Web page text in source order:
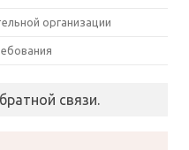
организации
связи.